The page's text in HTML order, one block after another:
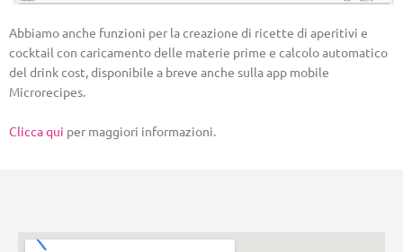
Abbiamo anche funzioni per la creazione di ricette di aperitivi e
cocktail con caricamento delle materie prime e calcolo automatico
del drink cost, disponibile a breve anche sulla app mobile
Microrecipes.
Clicca qui per maggiori informazioni.